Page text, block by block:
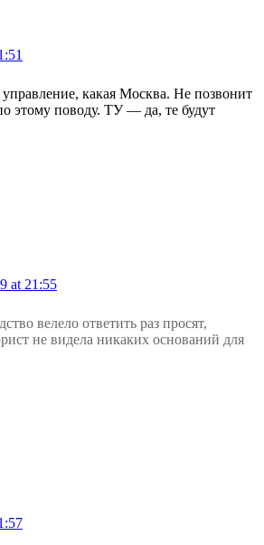
какая Москва. Не позвонит
этому поводу. ТУ — да, те будут
at 21:55
велело ответить раз просят,
не видела никаких оснований для